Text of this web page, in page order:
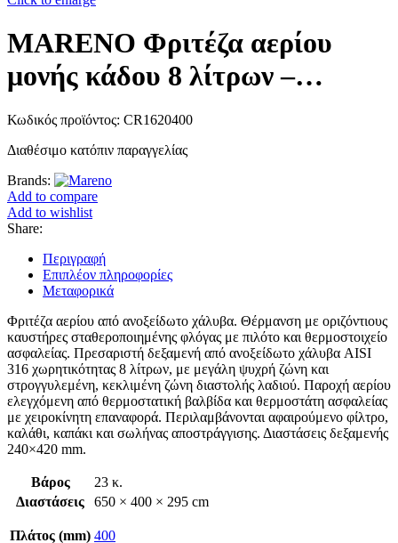
MARENO Φριτέζα αερίου
μονής κάδου 8 λίτρων –
επιτραπέζια
Κωδικός προϊόντος: CR1620400
Διαθέσιμο κατόπιν παραγγελίας
Brands:
Add to compare
Add to wishlist
Share:
Περιγραφή
Επιπλέον πληροφορίες
Μεταφορικά
Φριτέζα αερίου από ανοξείδωτο χάλυβα. Θέρμανση με οριζόντιους
καυστήρες σταθεροποιημένης φλόγας με πιλότο και θερμοστοιχείο
ασφαλείας. Πρεσαριστή δεξαμενή από ανοξείδωτο χάλυβα AISI
316 χωρητικότητας 8 λίτρων, με μεγάλη ψυχρή ζώνη και
στρογγυλεμένη, κεκλιμένη ζώνη διαστολής λαδιού. Παροχή αερίου
ελεγχόμενη από θερμοστατική βαλβίδα και θερμοστάτη ασφαλείας
με χειροκίνητη επαναφορά. Περιλαμβάνονται αφαιρούμενο φίλτρο,
καλάθι, καπάκι και σωλήνας αποστράγγισης. Διαστάσεις δεξαμενής
240×420 mm.
Βάρος
23 κ.
Διαστάσεις
650 × 400 × 295 cm
Πλάτος (mm) 400